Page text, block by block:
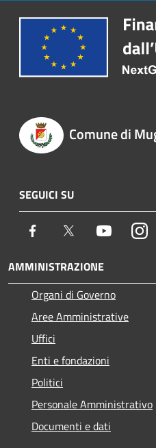
Comune di
SEGUICI SU
Facebook Twitter Youtube
AMMINISTRAZIONE
Organi di Governo
Aree Amministrative
Uffici
Enti e fondazioni
Politici
Personale Amministrativo
Documenti e dati